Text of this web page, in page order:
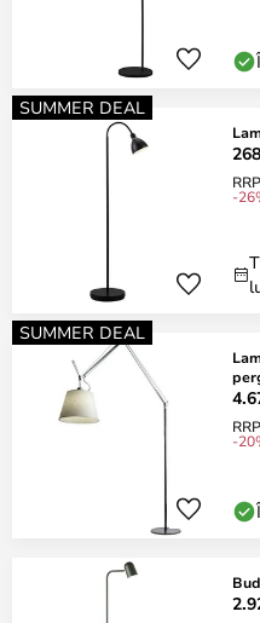
SUMMER DEAL
RRP
-
SUMMER DEAL
RRP
-